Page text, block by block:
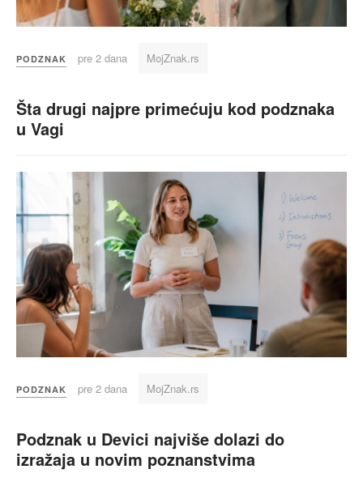
PODZNAK pre 2 dana MojZnak.rs
Šta drugi najpre primećuju kod podznaka
u Vagi
PODZNAK pre 2 dana MojZnak.rs
Podznak u Devici najviše dolazi do
izražaja u novim poznanstvima